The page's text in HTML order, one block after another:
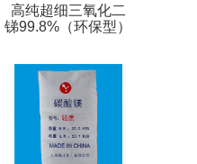
高纯超细三氧化二
锑99.8%（环保型）